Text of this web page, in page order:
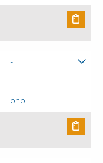
aantal
-
onb.
aantal